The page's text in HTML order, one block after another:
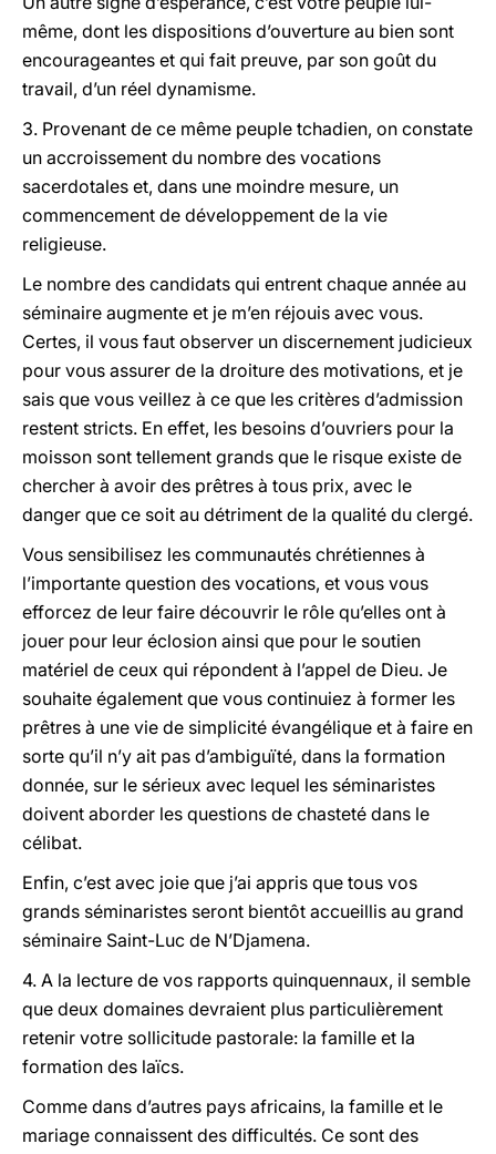
même, dont les dispositions d’ouverture au bien sont
encourageantes et qui fait preuve, par son goût du
travail, d’un réel dynamisme.
3. Provenant de ce même peuple tchadien, on constate
un accroissement du nombre des vocations
sacerdotales et, dans une moindre mesure, un
commencement de développement de la vie
religieuse.
Le nombre des candidats qui entrent chaque année au
séminaire augmente et je m’en réjouis avec vous.
Certes, il vous faut observer un discernement judicieux
pour vous assurer de la droiture des motivations, et je
sais que vous veillez à ce que les critères d’admission
restent stricts. En effet, les besoins d’ouvriers pour la
moisson sont tellement grands que le risque existe de
chercher à avoir des prêtres à tous prix, avec le
danger que ce soit au détriment de la qualité du clergé.
Vous sensibilisez les communautés chrétiennes à
l’importante question des vocations, et vous vous
efforcez de leur faire découvrir le rôle qu’elles ont à
jouer pour leur éclosion ainsi que pour le soutien
matériel de ceux qui répondent à l’appel de Dieu. Je
souhaite également que vous continuiez à former les
prêtres à une vie de simplicité évangélique et à faire en
sorte qu’il n’y ait pas d’ambiguïté, dans la formation
donnée, sur le sérieux avec lequel les séminaristes
doivent aborder les questions de chasteté dans le
célibat.
Enfin, c’est avec joie que j’ai appris que tous vos
grands séminaristes seront bientôt accueillis au grand
séminaire Saint-Luc de N’Djamena.
4. A la lecture de vos rapports quinquennaux, il semble
que deux domaines devraient plus particulièrement
retenir votre sollicitude pastorale: la famille et la
formation des laïcs.
Comme dans d’autres pays africains, la famille et le
mariage connaissent des difficultés. Ce sont des